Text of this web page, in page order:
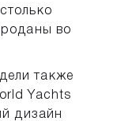
во
также
Yachts
дизайн